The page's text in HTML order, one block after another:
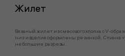
Жилет
Вязаный жилет из смесового хлопка с V-
низ изделия оформлены резинкой. Спинка
небольшие разрезы.